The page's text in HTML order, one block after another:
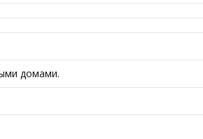
домами.